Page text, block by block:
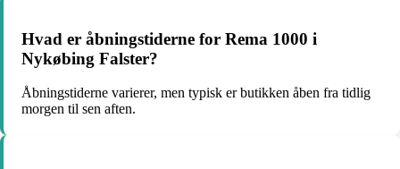
Hvad er åbningstiderne for Rema 1000 i
Nykøbing Falster?
Åbningstiderne varierer, men typisk er butikken åben fra tidlig
morgen til sen aften.